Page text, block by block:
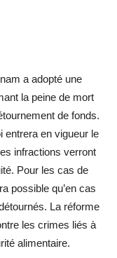
a adopté une
la peine de mort
de fonds.
entrera en vigueur le
infractions verront
Pour les cas de
possible qu’en cas
La réforme
les crimes liés à
alimentaire.